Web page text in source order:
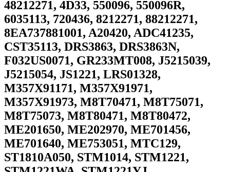
48212271, 4D33, 550096, 550096R,
6035113, 720436, 8212271, 88212271,
8EA737881001, A20420, ADC41235,
CST35113, DRS3863, DRS3863N,
F032US0071, GR233MT008, J5215039,
J5215054, JS1221, LRS01328,
M357X91171, M357X91971,
M357X91973, M8T70471, M8T75071,
M8T75073, M8T80471, M8T80472,
ME201650, ME202970, ME701456,
ME701640, ME753051, MTC129,
ST1810A050, STM1014, STM1221,